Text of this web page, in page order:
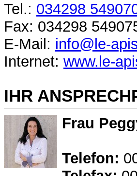
Tel.: 034298
Fax: 034298
E-Mail: info@le-
Internet: www.le-
IHR
Frau
Telefon: